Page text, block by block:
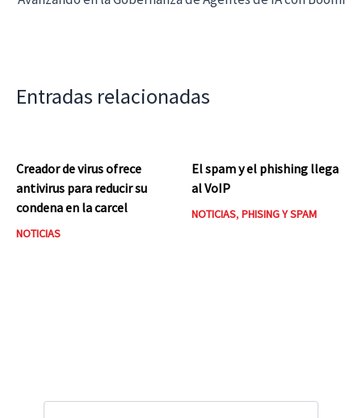
Entradas relacionadas
Creador de virus ofrece
antivirus para reducir su
condena en la carcel
NOTICIAS
El spam y el phishing llega
al VoIP
NOTICIAS, PHISING Y SPAM
B